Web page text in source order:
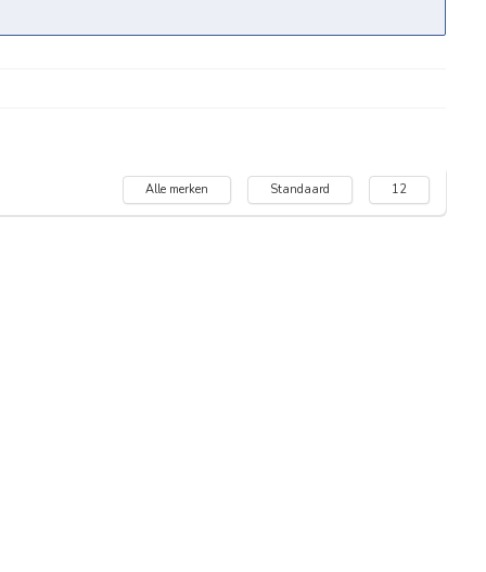
Alle merken Standaard 12